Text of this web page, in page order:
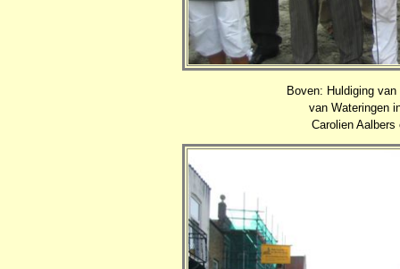
Boven: Huldiging
van Wateringen
Carolien